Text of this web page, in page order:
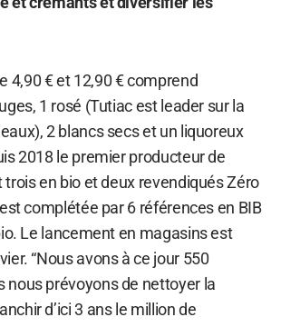
4,90 € et 12,90 € comprend
1 rosé (Tutiac est leader sur la
2 blancs secs et un liquoreux
2018 le premier producteur de
en bio et deux revendiqués Zéro
complétée par 6 références en BIB
Le lancement en magasins est
“Nous avons à ce jour 550
nous prévoyons de nettoyer la
d’ici 3 ans le million de